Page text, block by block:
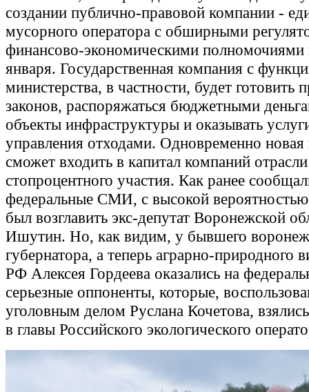
создании публично-правовой компании -
мусорного оператора с обширными
финансово-экономическими полномочиями
января. Государственная компания с
министерства, в частности, будет готовить
законов, распоряжаться бюджетными
объекты инфраструктуры и оказывать
управления отходами. Одновременно
сможет входить в капитал компаний
стопроцентного участия. Как ранее
федеральные СМИ, с высокой
был возглавить экс-депутат Воронежской
Ишутин. Но, как видим, у бывшего
губернатора, а теперь аграрно-природного
РФ Алексея Гордеева оказались на
серьезные оппоненты, которые,
уголовным делом Руслана Кочетова,
в главы Российского экологического